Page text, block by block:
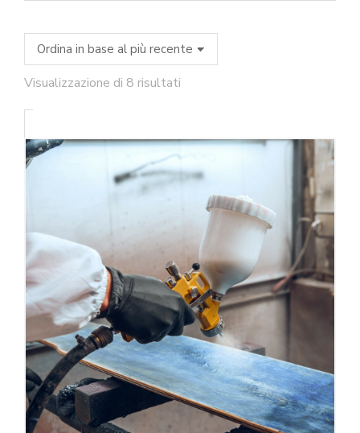
Visualizzazione di 8 risultati